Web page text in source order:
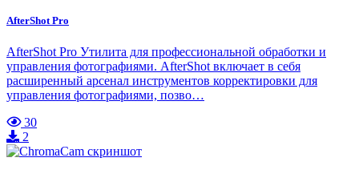
AfterShot Pro
AfterShot Pro Утилита для профессиональной обработки и
управления фотографиями. AfterShot включает в себя
расширенный арсенал инструментов корректировки для
управления фотографиями, позво…
30
2